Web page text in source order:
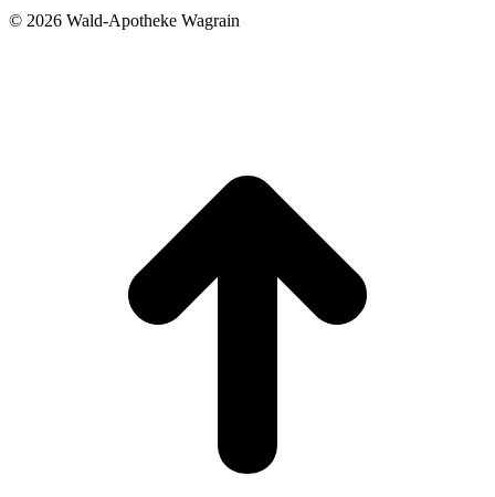
© 2026 Wald-Apotheke Wagrain